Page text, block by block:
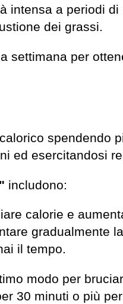
intensa a periodi
dei grassi.
settimana per
spendendo
ed esercitandosi
includono:
calorie e
gradualmente
il tempo.
modo per
30 minuti o più